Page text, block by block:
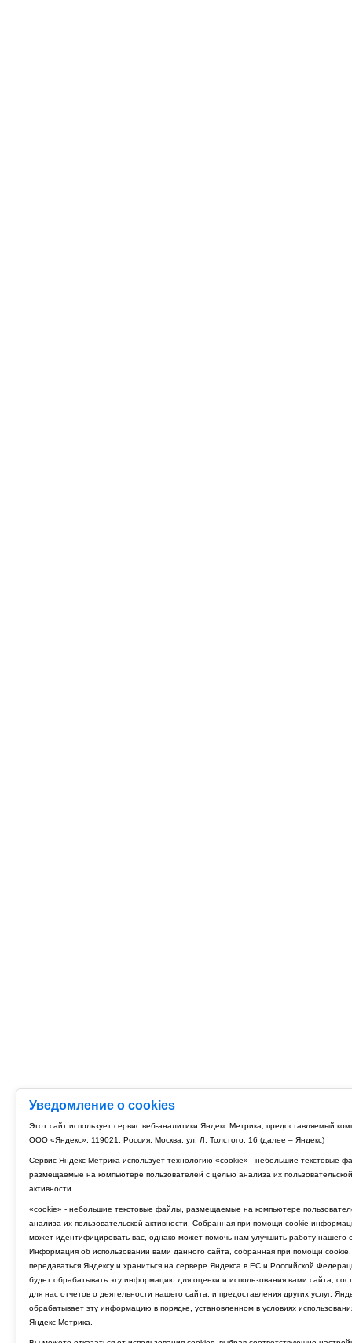
Уведомление о cookies
Этот сайт использует сервис веб-аналитики Яндекс Метрика, предоставляемый
ООО «Яндекс», 119021, Россия, Москва, ул. Л. Толстого, 16 (далее – Яндекс)
Сервис Яндекс Метрика использует технологию «cookie» - небольшие текстовые
размещаемые на компьютере пользователей с целью анализа их пользовательской
активности.
«cookie» - небольшие текстовые файлы, размещаемые на компьютере
анализа их пользовательской активности. Собранная при помощи cookie
может идентифицировать вас, однако может помочь нам улучшить работу нашего
Информация об использовании вами данного сайта, собранная при помощи cookie,
передаваться Яндексу и храниться на сервере Яндекса в ЕС и Российской
будет обрабатывать эту информацию для оценки и использования вами сайта,
для нас отчетов о деятельности нашего сайта, и предоставления других услуг.
обрабатывает эту информацию в порядке, установленном в условиях
Яндекс Метрика.